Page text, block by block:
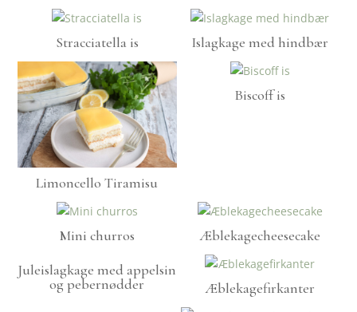
Stracciatella is Islagkage med hindbær
Limoncello Tiramisu
Biscoff is
Mini churros
Æblekagecheesecake
Juleislagkage med appelsin
og pebernødder
Æblekagefirkanter